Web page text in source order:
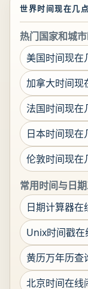
世界时间现在几
热门国家和城市
美国时间现在
加拿大时间现
法国时间现在
日本时间现在
伦敦时间现在
常用时间与日期
日期计算器在
Unix时间戳在
黄历万年历查
北京时间在线